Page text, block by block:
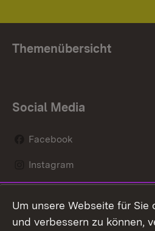
Themenübersicht
Social Media
Facebook
Instagram
Social Wall
Um unsere Webseite für
und verbessern zu können,